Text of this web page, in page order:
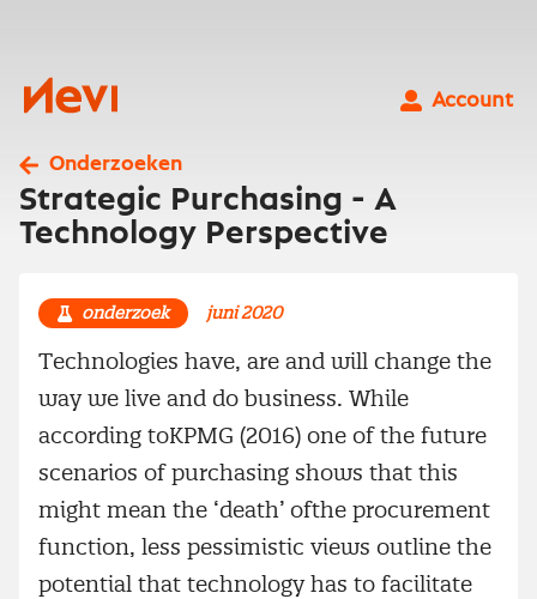
Nevi
Account
Onderzoeken
Strategic Purchasing - A
Technology Perspective
onderzoek juni 2020
Technologies have, are and will change the
way we live and do business. While
according toKPMG (2016) one of the future
scenarios of purchasing shows that this
might mean the ‘death’ ofthe procurement
function, less pessimistic views outline the
potential that technology has to facilitate